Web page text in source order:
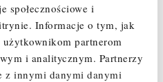
społecznościowe i
Informacje o tym, jak
partnerom
i analitycznym. Partnerzy
z innymi danymi danymi